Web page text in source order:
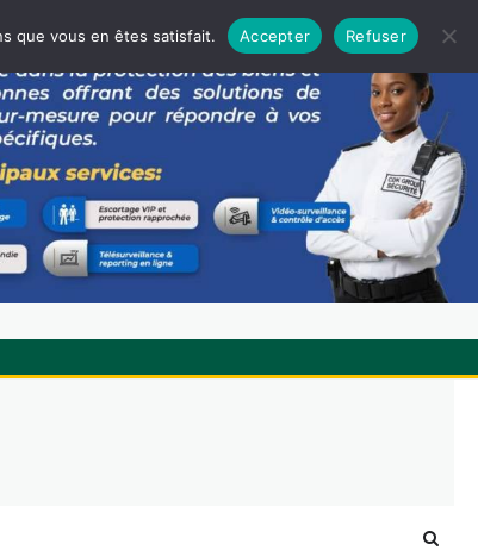
que vous en êtes satisfait. Accepter Refuser